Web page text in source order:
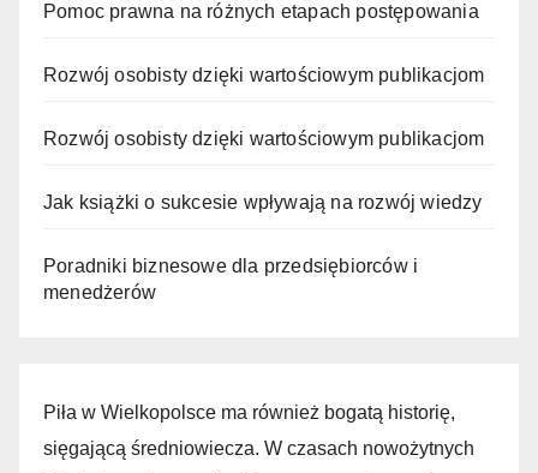
Pomoc prawna na różnych etapach postępowania
Rozwój osobisty dzięki wartościowym publikacjom
Rozwój osobisty dzięki wartościowym publikacjom
Jak książki o sukcesie wpływają na rozwój wiedzy
Poradniki biznesowe dla przedsiębiorców i
menedżerów
Piła w Wielkopolsce ma również bogatą historię,
sięgającą średniowiecza. W czasach nowożytnych